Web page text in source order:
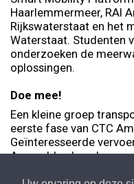
Haarlemmermeer, RAI
Rijkswaterstaat en het
Waterstaat. Studenten
onderzoeken de
oplossingen.
Doe mee!
Een kleine groep
eerste fase van CTC
Geïnteresseerde
Aanmelden kan door